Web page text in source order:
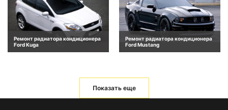
Ремонт радиатора кондиционера
Ford Kuga
Ремонт радиатора кондиционера
Ford Mustang
Показать еще